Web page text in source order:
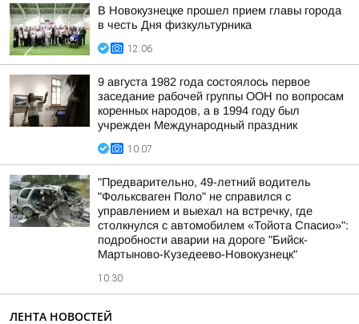
В Новокузнецке прошел прием главы города
в честь Дня физкультурника
12:06
9 августа 1982 года состоялось первое
заседание рабочей группы ООН по вопросам
коренных народов, а в 1994 году был
учрежден Международный праздник
10:07
"Предварительно, 49-летний водитель
"Фольксваген Поло" не справился с
управлением и выехал на встречку, где
столкнулся с автомобилем «Тойота Спасио»":
подробности аварии на дороге "Бийск-
Мартыново-Кузедеево-Новокузнецк"
10:30
ЛЕНТА НОВОСТЕЙ